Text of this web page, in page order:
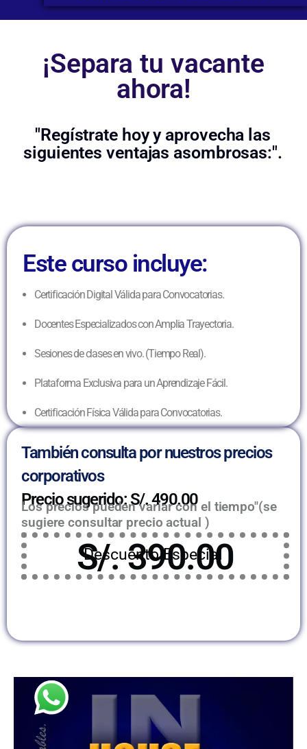
¡Separa tu vacante
ahora!
"Regístrate hoy y aprovecha las
siguientes ventajas asombrosas:".
Este curso incluye:
Certificación Digital Válida para Convocatorias.
Docentes Especializados con Amplia Trayectoria.
Sesiones de clases en vivo. (Tiempo Real).
Plataforma Exclusiva para un Aprendizaje Fácil.
Certificación Física Válida para Convocatorias.
También consulta por nuestros precios
corporativos
Precio sugerido: S/. 490.00
Los precios pueden variar con el tiempo"(se
sugiere consultar precio actual )
Descuento Especial
S/. 390.00